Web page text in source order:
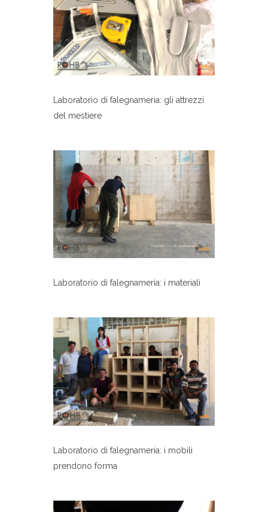
Laboratorio di falegnameria: gli attrezzi
del mestiere
Laboratorio di falegnameria: i materiali
Laboratorio di falegnameria: i mobili
prendono forma